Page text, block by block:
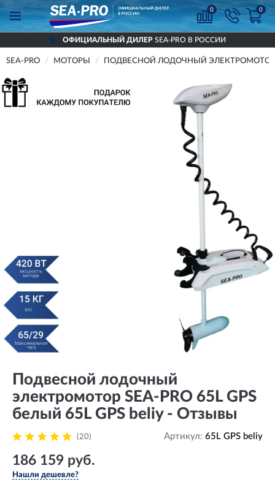
0 0
ДИЛЕРSEA-PRO В РОССИИ
SEA-PRO МОТОРЫ ПОДВЕСНОЙ ЛОДОЧНЫЙ ЭЛЕКТРОМОТОР
Подвесной лодочный
электромотор SEA-PRO 65L GPS
белый 65L GPS beliy - Отзывы
(20) Артикул: 65L GPS beliy
186 159 руб.
Нашли дешевле?